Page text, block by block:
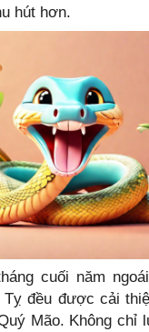
hút hơn.
cuối năm
Tỵ đều được cải
Mão. Không chỉ